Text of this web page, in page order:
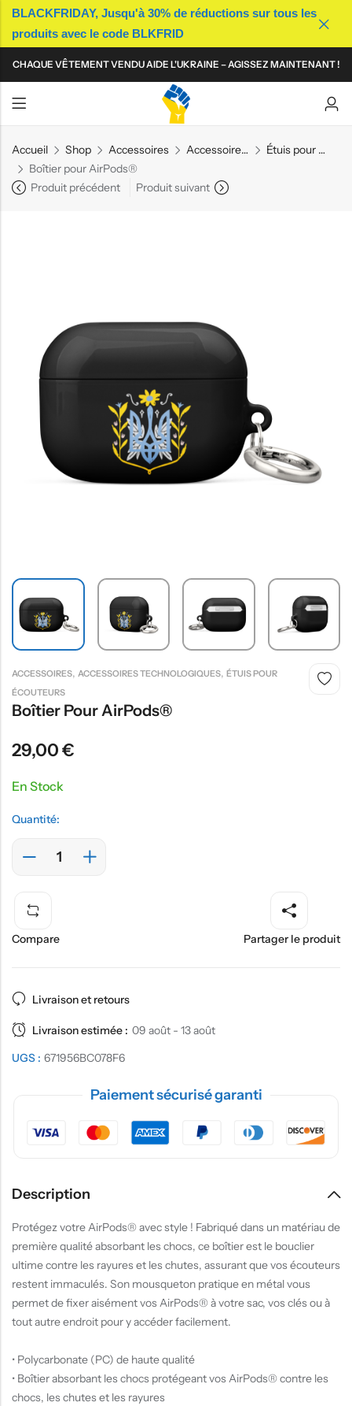
BLACKFRIDAY, Jusqu'à 30% de réductions sur tous les
produits avec le code BLKFRID
CHAQUE VÊTEMENT VENDU AIDE L'UKRAINE – AGISSEZ MAINTENANT !
Accueil Shop Accessoires Accessoires technologiques
Étuis pour écouteurs
Boîtier pour AirPods®
Produit précédent
Produit suivant
ACCESSOIRES, ACCESSOIRES TECHNOLOGIQUES, ÉTUIS POUR
ÉCOUTEURS
Boîtier Pour AirPods®
29,00€
En Stock
Quantité:
Compare Partager le produit
Livraison et retours
Livraison estimée : 09 août - 13 août
UGS : 671956BC078F6
Paiement sécurisé garanti
Description
Protégez votre AirPods® avec style ! Fabriqué dans un matériau de
première qualité absorbant les chocs, ce boîtier est le bouclier
ultime contre les rayures et les chutes, assurant que vos écouteurs
restent immaculés. Son mousqueton pratique en métal vous
permet de fixer aisément vos AirPods® à votre sac, vos clés ou à
tout autre endroit pour y accéder facilement.
• Polycarbonate (PC) de haute qualité
• Boîtier absorbant les chocs protégeant vos AirPods® contre les
chocs, les chutes et les rayures
Back
T-shirts
Sweat-shirts
Sweats à capuche
Back
T-shirts
Sweat-shirts
Sweats à capuche
Robes
Back
Casquettes
Bobs
Back
Sacs
Mugs
Patchs
Pins
Back
T-shirts
Sweat-shirts
Sweats à capuche
Back
T-shirts
Sweat-shirts
Sweats à capuche
Robes
Back
Casquettes
Bobs
Back
Sacs
Mugs
Patchs
Pins